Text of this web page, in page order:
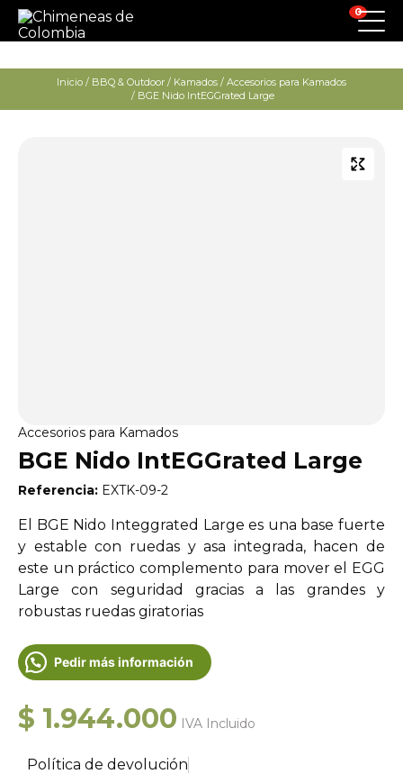
0
Inicio / BBQ & Outdoor / Kamados / Accesorios para Kamados
/ BGE Nido IntEGGrated Large
Accesorios para Kamados
BGE Nido IntEGGrated Large
Referencia: EXTK-09-2
El BGE Nido Integgrated Large es una base fuerte
y estable con ruedas y asa integrada, hacen de
este un práctico complemento para mover el EGG
Large con seguridad gracias a las grandes y
robustas ruedas giratorias
Pedir más información
$ 1.944.000 IVA Incluido
Política de devolución